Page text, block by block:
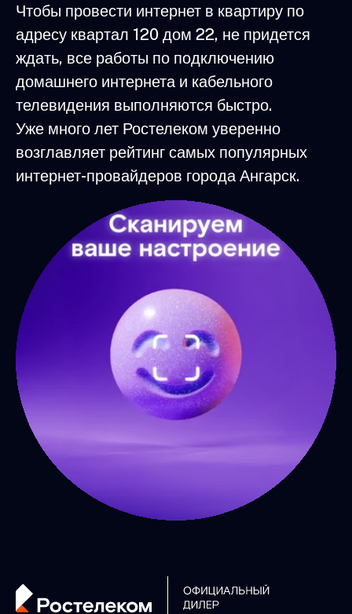
Чтобы провести интернет в квартиру по
адресу квартал 120 дом 22, не придется
ждать, все работы по подключению
домашнего интернета и кабельного
телевидения выполняются быстро.
Уже много лет Ростелеком уверенно
возглавляет рейтинг самых популярных
интернет-провайдеров города Ангарск.